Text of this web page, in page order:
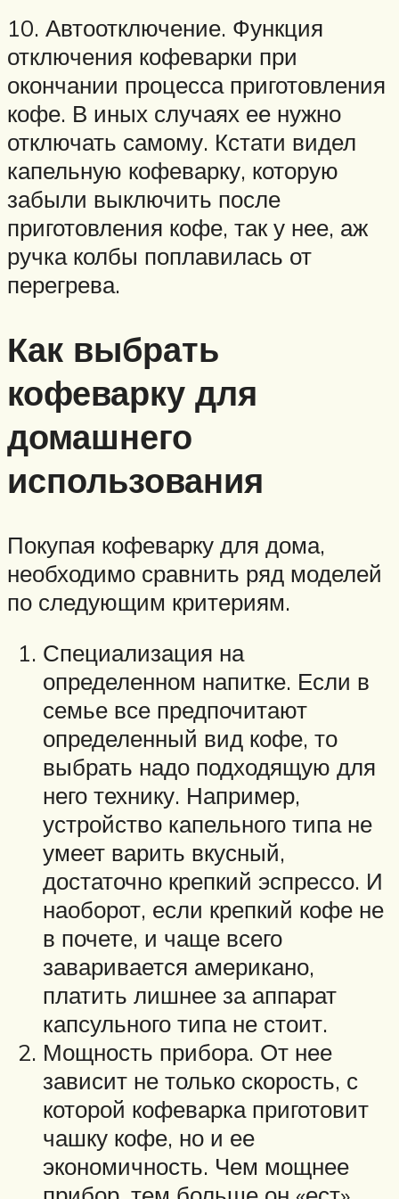
10. Автоотключение. Функция
отключения кофеварки при
окончании процесса приготовления
кофе. В иных случаях ее нужно
отключать самому. Кстати видел
капельную кофеварку, которую
забыли выключить после
приготовления кофе, так у нее, аж
ручка колбы поплавилась от
перегрева.
Как выбрать
кофеварку для
домашнего
использования
Покупая кофеварку для дома,
необходимо сравнить ряд моделей
по следующим критериям.
Специализация на
определенном напитке. Если в
семье все предпочитают
определенный вид кофе, то
выбрать надо подходящую для
него технику. Например,
устройство капельного типа не
умеет варить вкусный,
достаточно крепкий эспрессо. И
наоборот, если крепкий кофе не
в почете, и чаще всего
заваривается американо,
платить лишнее за аппарат
капсульного типа не стоит.
Мощность прибора. От нее
зависит не только скорость, с
которой кофеварка приготовит
чашку кофе, но и ее
экономичность. Чем мощнее